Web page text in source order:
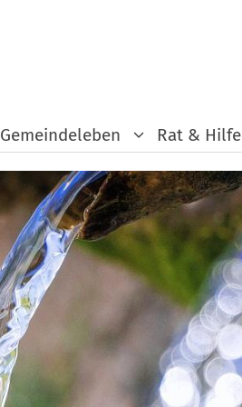
Gemeindeleben Rat & Hilfe